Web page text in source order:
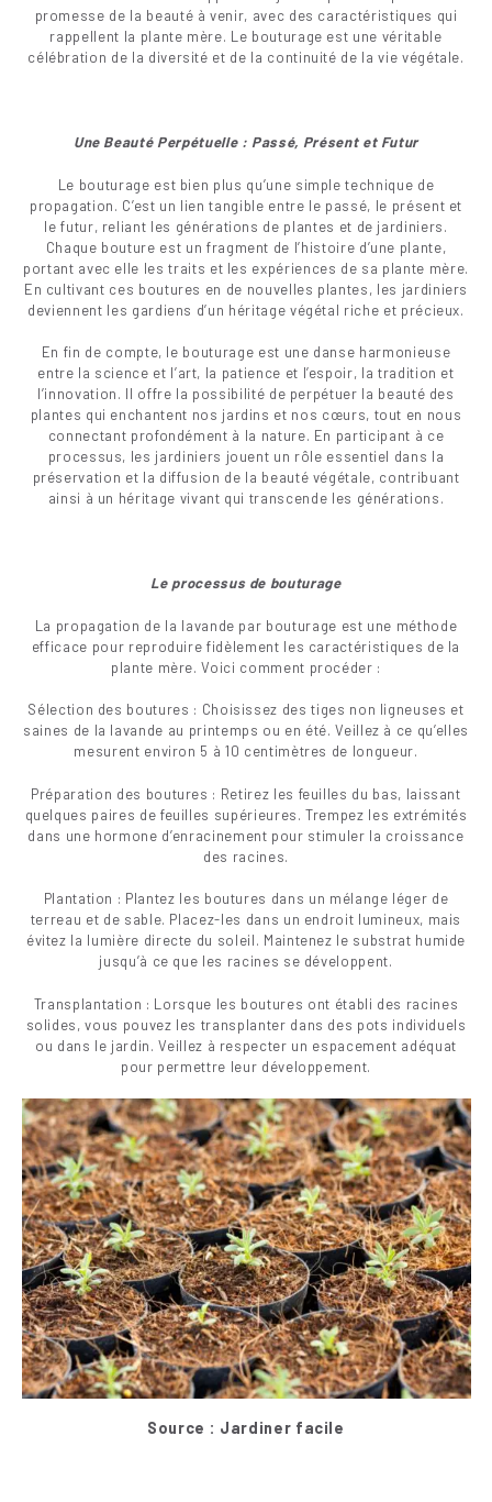
promesse de la beauté à venir, avec des caractéristiques qui
rappellent la plante mère. Le bouturage est une véritable
célébration de la diversité et de la continuité de la vie végétale.
Une Beauté Perpétuelle : Passé, Présent et Futur
Le bouturage est bien plus qu’une simple technique de
propagation. C’est un lien tangible entre le passé, le présent et
le futur, reliant les générations de plantes et de jardiniers.
Chaque bouture est un fragment de l’histoire d’une plante,
portant avec elle les traits et les expériences de sa plante mère.
En cultivant ces boutures en de nouvelles plantes, les jardiniers
deviennent les gardiens d’un héritage végétal riche et précieux.
En fin de compte, le bouturage est une danse harmonieuse
entre la science et l’art, la patience et l’espoir, la tradition et
l’innovation. Il offre la possibilité de perpétuer la beauté des
plantes qui enchantent nos jardins et nos cœurs, tout en nous
connectant profondément à la nature. En participant à ce
processus, les jardiniers jouent un rôle essentiel dans la
préservation et la diffusion de la beauté végétale, contribuant
ainsi à un héritage vivant qui transcende les générations.
Le processus de bouturage
La propagation de la lavande par bouturage est une méthode
efficace pour reproduire fidèlement les caractéristiques de la
plante mère. Voici comment procéder :
Sélection des boutures : Choisissez des tiges non ligneuses et
saines de la lavande au printemps ou en été. Veillez à ce qu’elles
mesurent environ 5 à 10 centimètres de longueur.
Préparation des boutures : Retirez les feuilles du bas, laissant
quelques paires de feuilles supérieures. Trempez les extrémités
dans une hormone d’enracinement pour stimuler la croissance
des racines.
Plantation : Plantez les boutures dans un mélange léger de
terreau et de sable. Placez-les dans un endroit lumineux, mais
évitez la lumière directe du soleil. Maintenez le substrat humide
jusqu’à ce que les racines se développent.
Transplantation : Lorsque les boutures ont établi des racines
solides, vous pouvez les transplanter dans des pots individuels
ou dans le jardin. Veillez à respecter un espacement adéquat
pour permettre leur développement.
Source : Jardiner facile